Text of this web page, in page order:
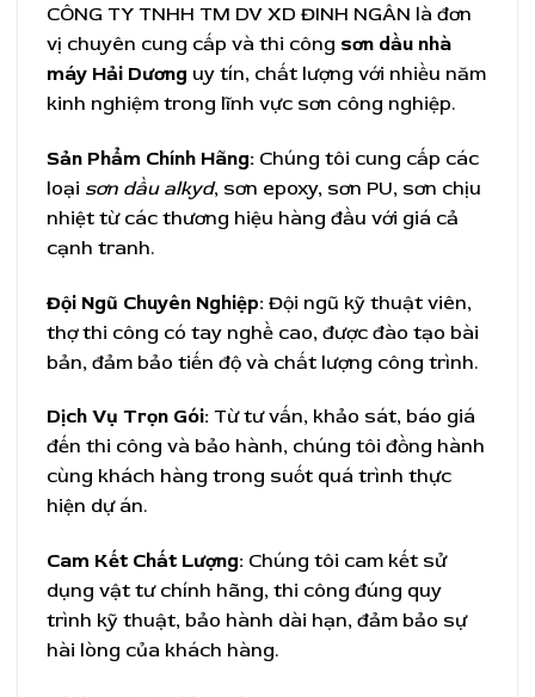
CÔNG TY TNHH TM DV XD ĐINH NGÂN là đơn
vị chuyên cung cấp và thi công sơn dầu nhà
máy Hải Dương uy tín, chất lượng với nhiều năm
kinh nghiệm trong lĩnh vực sơn công nghiệp.
Sản Phẩm Chính Hãng: Chúng tôi cung cấp các
loại sơn dầu alkyd, sơn epoxy, sơn PU, sơn chịu
nhiệt từ các thương hiệu hàng đầu với giá cả
cạnh tranh.
Đội Ngũ Chuyên Nghiệp: Đội ngũ kỹ thuật viên,
thợ thi công có tay nghề cao, được đào tạo bài
bản, đảm bảo tiến độ và chất lượng công trình.
Dịch Vụ Trọn Gói: Từ tư vấn, khảo sát, báo giá
đến thi công và bảo hành, chúng tôi đồng hành
cùng khách hàng trong suốt quá trình thực
hiện dự án.
Cam Kết Chất Lượng: Chúng tôi cam kết sử
dụng vật tư chính hãng, thi công đúng quy
trình kỹ thuật, bảo hành dài hạn, đảm bảo sự
hài lòng của khách hàng.